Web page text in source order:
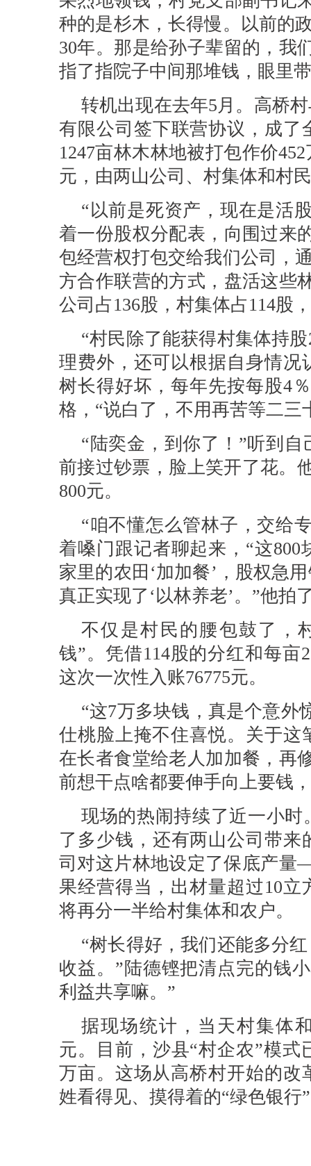
种的是杉木，长得慢。以前的
30年。那是给孙子辈留的，我
指了指院子中间那堆钱，眼里
转机出现在去年5月。高桥
有限公司签下联营协议，成了
1247亩林木林地被打包作价
元，由两山公司、村集体和村
“以前是死资产，现在是活
着一份股权分配表，向围过来
包经营权打包交给我们公司，
方合作联营的方式，盘活这些
公司占136股，村集体占114股
“村民除了能获得村集体持
理费外，还可以根据自身情况
树长得好坏，每年先按每股4
格，“说白了，不用再苦等二三
“陆奕金，到你了！”听到
前接过钞票，脸上笑开了花。
800元。
“咱不懂怎么管林子，交给
着嗓门跟记者聊起来，“这
家里的农田‘加加餐’，股权急
真正实现了‘以林养老’。”他拍
不仅是村民的腰包鼓了，
钱”。凭借114股的分红和每
这次一次性入账76775元。
“这7万多块钱，真是个意外
仕桃脸上掩不住喜悦。关于这
在长者食堂给老人加加餐，再
前想干点啥都要伸手向上要钱
现场的热闹持续了近一小
了多少钱，还有两山公司带来
司对这片林地设定了保底产
果经营得当，出材量超过10
将再分一半给村集体和农户。
“树长得好，我们还能多分
收益。”陆德铿把清点完的钱
利益共享嘛。”
据现场统计，当天村集体
元。目前，沙县“村企农”模
万亩。这场从高桥村开始的改
姓看得见、摸得着的“绿色银行